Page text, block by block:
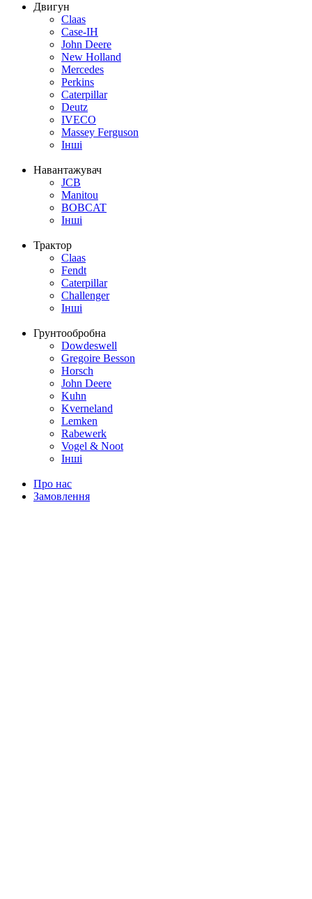
Двигун
Claas
Case-IH
John Deere
New Holland
Mercedes
Perkins
Caterpillar
Deutz
IVECO
Massey Ferguson
Інші
Навантажувач
JCB
Manitou
BOBCAT
Інші
Трактор
Claas
Fendt
Caterpillar
Challenger
Інші
Грунтообробна
Dowdeswell
Gregoire Besson
Horsch
John Deere
Kuhn
Kverneland
Lemken
Rabewerk
Vogel & Noot
Інші
Про нас
Замовлення